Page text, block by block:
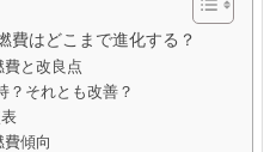
費はどこまで進化する？
と改良点
？それとも改善？
傾向